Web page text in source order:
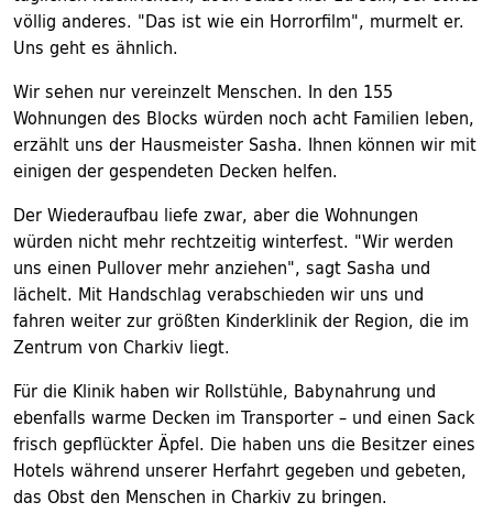
völlig anderes. "Das ist wie ein Horrorfilm", murmelt er.
Uns geht es ähnlich.
Wir sehen nur vereinzelt Menschen. In den 155
Wohnungen des Blocks würden noch acht Familien leben,
erzählt uns der Hausmeister Sasha. Ihnen können wir mit
einigen der gespendeten Decken helfen.
Der Wiederaufbau liefe zwar, aber die Wohnungen
würden nicht mehr rechtzeitig winterfest. "Wir werden
uns einen Pullover mehr anziehen", sagt Sasha und
lächelt. Mit Handschlag verabschieden wir uns und
fahren weiter zur größten Kinderklinik der Region, die im
Zentrum von Charkiv liegt.
Für die Klinik haben wir Rollstühle, Babynahrung und
ebenfalls warme Decken im Transporter – und einen Sack
frisch gepflückter Äpfel. Die haben uns die Besitzer eines
Hotels während unserer Herfahrt gegeben und gebeten,
das Obst den Menschen in Charkiv zu bringen.